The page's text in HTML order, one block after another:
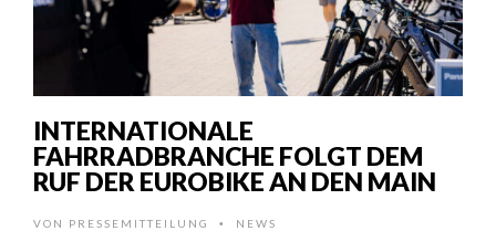
INTERNATIONALE
FAHRRADBRANCHE FOLGT DEM
RUF DER EUROBIKE AN DEN MAIN
VON PRESSEMITTEILUNG • NEWS